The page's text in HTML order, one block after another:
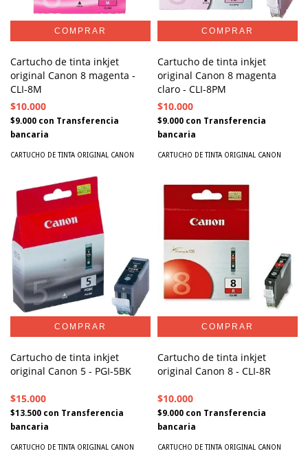
Cartucho de tinta inkjet
original Canon 8 magenta -
CLI-8M
$10.000
$9.000 con Transferencia
bancaria
CARTUCHO DE TINTA ORIGINAL CANON
Cartucho de tinta inkjet
original Canon 8 magenta
claro - CLI-8PM
$10.000
$9.000 con Transferencia
bancaria
CARTUCHO DE TINTA ORIGINAL CANON
Cartucho de tinta inkjet
original Canon 5 - PGI-5BK
$15.000
$13.500 con Transferencia
bancaria
CARTUCHO DE TINTA ORIGINAL CANON
Cartucho de tinta inkjet
original Canon 8 - CLI-8R
$10.000
$9.000 con Transferencia
bancaria
CARTUCHO DE TINTA ORIGINAL CANON